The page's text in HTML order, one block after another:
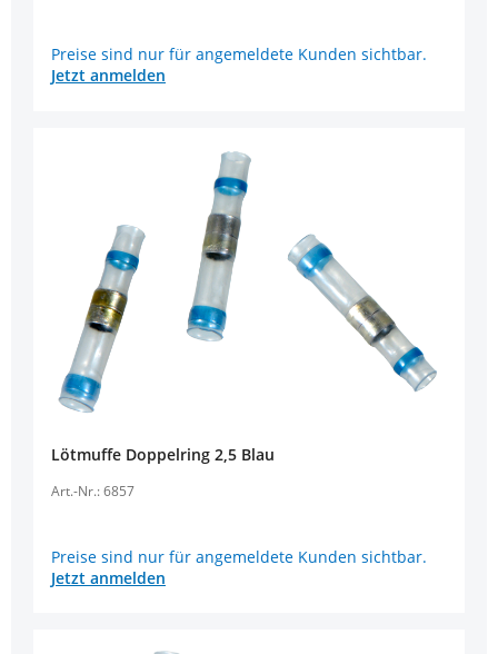
Preise sind nur für angemeldete Kunden sichtbar.
Jetzt anmelden
Lötmuffe Doppelring 2,5 Blau
Art.-Nr.: 6857
Preise sind nur für angemeldete Kunden sichtbar.
Jetzt anmelden